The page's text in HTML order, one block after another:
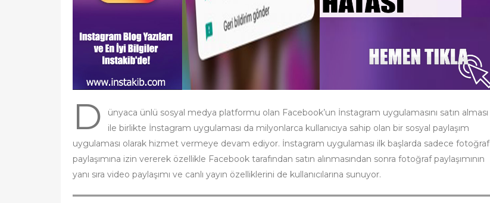
D
ünyaca ünlü sosyal medya platformu olan Facebook’un İnstagram uygulamasını satın alması
ile birlikte İnstagram uygulaması da milyonlarca kullanıcıya sahip olan bir sosyal paylaşım
uygulaması olarak hizmet vermeye devam ediyor. İnstagram uygulaması ilk başlarda sadece fotoğraf
paylaşımına izin vererek özellikle Facebook tarafından satın alınmasından sonra fotoğraf paylaşımının
yanı sıra video paylaşımı ve canlı yayın özelliklerini de kullanıcılarına sunuyor.